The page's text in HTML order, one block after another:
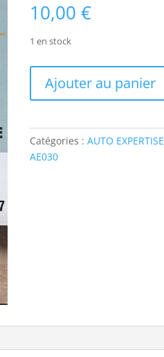
10,00€
1 en stock
AE030
EXPERTISE
PEUGEOT
Ajouter au panier
Catégories :AUTO EXPERTISE
AE030